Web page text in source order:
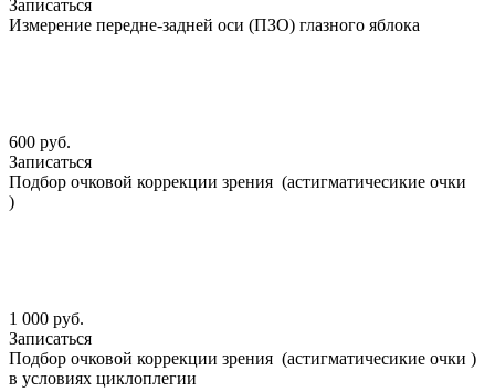
Записаться
Измерение передне-задней оси (ПЗО) глазного яблока
600 руб.
Записаться
Подбор очковой коррекции зрения (астигматичесикие очки
)
1 000 руб.
Записаться
Подбор очковой коррекции зрения (астигматичесикие очки )
в условиях циклоплегии